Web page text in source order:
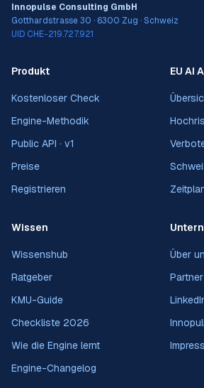
Innopulse Consulting GmbH
Gotthardstrasse 30 · 6300 Zug · Schweiz
UID CHE-219.727.921
Produkt
Kostenloser Check
Engine-Methodik
Public API · v1
Preise
Registrieren
EU AI
Wissen
Wissenshub
Ratgeber
KMU-Guide
Checkliste 2026
Wie die Engine lernt
Engine-Changelog
Über